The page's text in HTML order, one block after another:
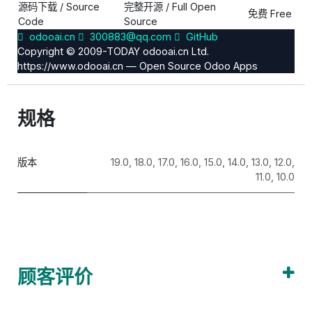
源码下载 / Source
Code
完整开源 / Full Open
Source
免费 Free
odooai.cn
300883@qq.com
GitHub
Copyright © 2009-TODAY odooai.cn Ltd.
https://www.odooai.cn — Open Source Odoo Apps
规格
版本 19.0 18.0 17.0 16.0 15.0 14.0 13.0 12.0
11.0 10.0
顾客评价